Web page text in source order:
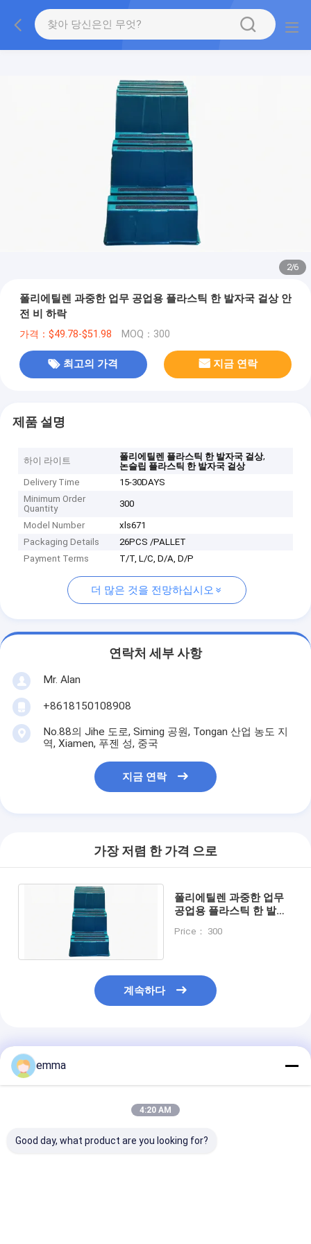
2/6
폴리에틸렌 과중한 업무 공업용 플라스틱 한 발자국 걸상 안
전 비 하락
가격：$49.78-$51.98 MOQ：300
최고의 가격 지금 연락
제품 설명
하이 라이트 폴리에틸렌 플라스틱 한 발자국 걸상,
논슬립 플라스틱 한 발자국 걸상
Delivery Time
15-30DAYS
Minimum Order
Quantity
300
Model Number
xls671
Packaging Details
26PCS /PALLET
Payment Terms
T/T, L/C, D/A, D/P
더 많은 것을 전망하십시오
연락처 세부 사항
Mr. Alan
+8618150108908
No.88의 Jihe 도로, Siming 공원, Tongan 산업 농도 지
역, Xiamen, 푸젠 성, 중국
지금 연락
가장 저렴 한 가격 으로
폴리에틸렌 과중한 업무
공업용 플라스틱 한 발자
Price： 300
계속하다
추천된 제품
emma
4:20 AM
Good day, what product are you looking for?